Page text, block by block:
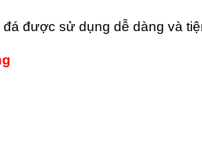
đá được sử dụng dễ dàng và